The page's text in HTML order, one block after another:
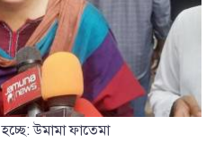
উমামা ফাতেমা